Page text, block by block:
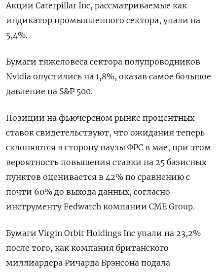
Акции Caterpillar Inc, рассматриваемые как
индикатор промышленного сектора, упали на
5,4%.
Бумаги тяжеловеса сектора полупроводников
Nvidia опустились на 1,8%, оказав самое большое
давление на S&P 500.
Позиции на фьючерсном рынке процентных
ставок свидетельствуют, что ожидания теперь
склоняются в сторону паузы ФРС в мае, при этом
вероятность повышения ставки на 25 базисных
пунктов оценивается в 42% по сравнению с
почти 60% до выхода данных, согласно
инструменту Fedwatch компании CME Group.
Бумаги Virgin Orbit Holdings Inc упали на 23,2%
после того, как компания британского
миллиардера Ричарда Брэнсона подала